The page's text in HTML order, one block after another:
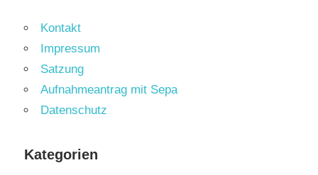
Kontakt
Impressum
Satzung
Aufnahmeantrag mit Sepa
Datenschutz
Kategorien